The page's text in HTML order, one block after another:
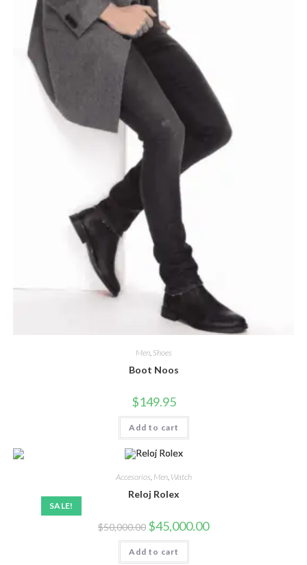
Men, Shoes
Boot Noos
$149.95
Add to cart
SALE!
Accesorios Men, Watch
Reloj Rolex
$50,000.00 $45,000.00
Add to cart